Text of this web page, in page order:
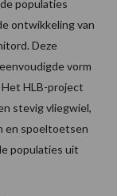
populaties
ontwikkeling van
Deze
vorm
HLB-project
stevig vliegwiel,
en spoeltoetsen
populaties uit